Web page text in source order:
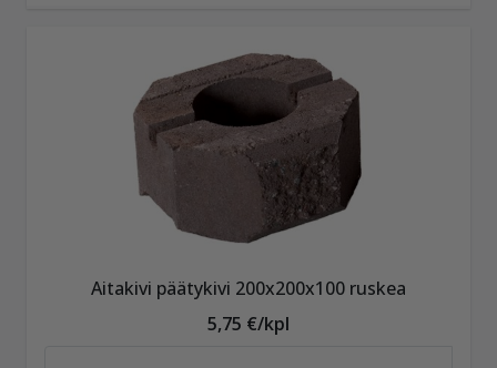
Aitakivi päätykivi 200x200x100 ruskea
5,75 €/kpl